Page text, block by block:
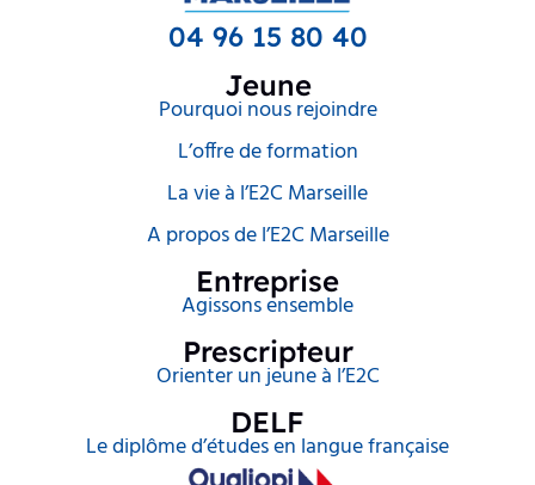
04 96 15 80 40
Jeune
Pourquoi nous rejoindre
L’offre de formation
La vie à l’E2C Marseille
A propos de l’E2C Marseille
Entreprise
Agissons ensemble
Prescripteur
Orienter un jeune à l’E2C
DELF
Le diplôme d’études en langue française